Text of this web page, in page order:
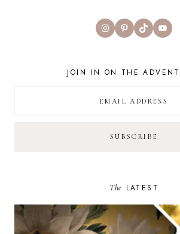
InstagramPinterest
TikTok
JOIN IN ON THE
The LATEST